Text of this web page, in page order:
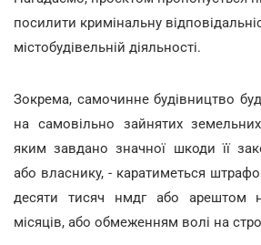
посилити кримінальну
містобудівельній діяльності.
Зокрема, самочинне будівництво
на самовільно зайнятих
яким завдано значної шкоди її
або власнику, - каратиметься
десяти тисяч нмдг або арештом
місяців, або обмеженням волі на